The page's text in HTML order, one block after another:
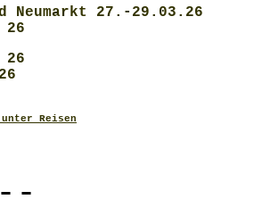
Neumarkt 27.-29.03.26
26
26
Reisen
-